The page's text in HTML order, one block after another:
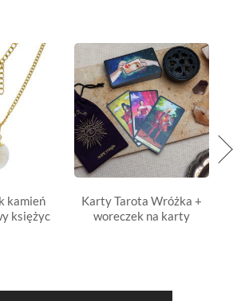
kamień
księżyc
Karty Tarota Wróżka +
woreczek na karty